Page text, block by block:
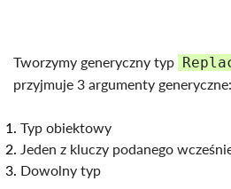
Tworzymy generyczny typ
przyjmuje 3 argumenty generyczne:
Typ obiektowy
Jeden z kluczy podanego
Dowolny typ